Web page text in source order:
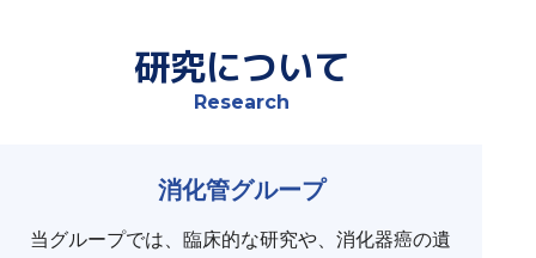
研究について
Research
消化管グループ
当グループでは、臨床的な研究や、消化器癌の遺